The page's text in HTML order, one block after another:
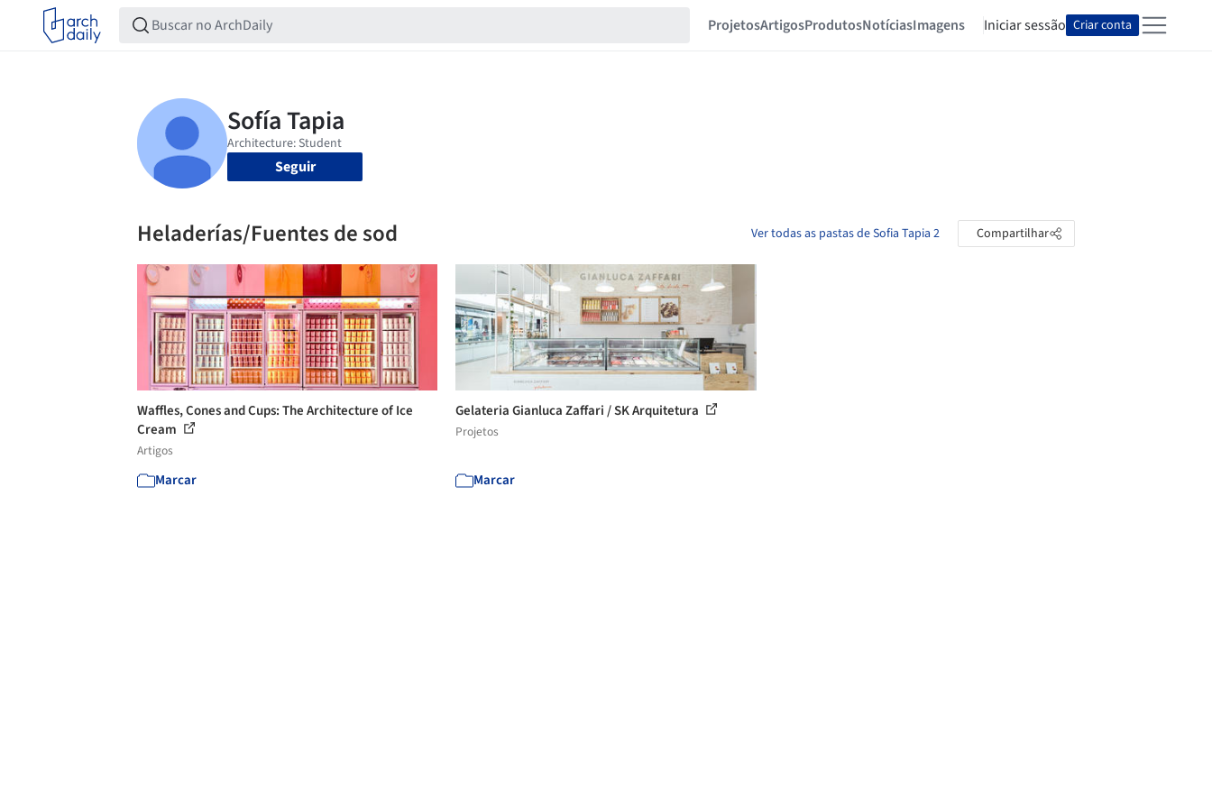
ProjetosArtigosProdutosNotíciasImagens Iniciar sessão Criar conta
Seguir
Heladerías/Fuentes de sod Ver todas as pastas de Sofia Tapia 2 Compartilhar
Waffles, Cones and Cups: The Architecture of Ice
Cream
Artigos
Marcar
Gelateria Gianluca Zaffari / SK Arquitetura
Projetos
Marcar